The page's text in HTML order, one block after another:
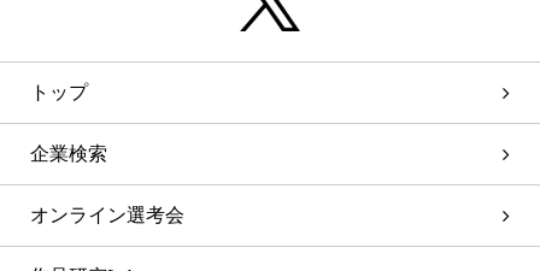
トップ
企業検索
オンライン選考会